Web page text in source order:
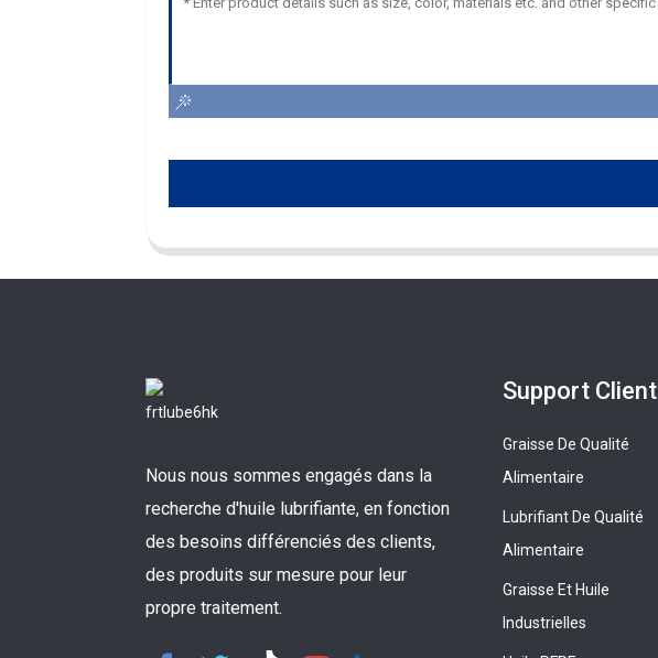
Nous nous sommes engagés dans la
recherche d'huile lubrifiante, en fonction
des besoins différenciés des clients,
des produits sur mesure pour leur
propre traitement.
Support Client
Graisse De Qualité
Alimentaire
Lubrifiant De Qualité
Alimentaire
Graisse Et Huile
Industrielles